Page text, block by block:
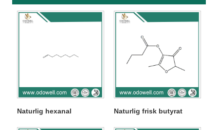
Naturlig hexanal Naturlig frisk butyrat